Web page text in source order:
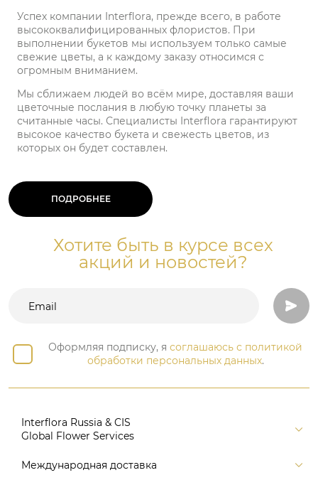
Успех компании Interflora, прежде всего, в работе
высококвалифицированных флористов. При
выполнении букетов мы используем только самые
свежие цветы, а к каждому заказу относимся с
огромным вниманием.
Мы сближаем людей во всём мире, доставляя ваши
цветочные послания в любую точку планеты за
считанные часы. Специалисты Interflora гарантируют
высокое качество букета и свежесть цветов, из
которых он будет составлен.
ПОДРОБНЕЕ
Хотите быть в курсе всех
акций и новостей?
Оформляя подписку, я соглашаюсь с политикой
обработки персональных данных.
Interflora Russia & CIS
Global Flower Services
Версия для печати
Международная доставка